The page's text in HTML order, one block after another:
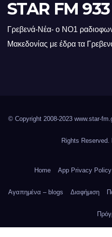
STAR FM 933
Γρεβενά-Νέα- ο ΝΟ1
Μακεδονίας με έδρα τα
© Copyright 2008-2023 www.star-
Rights Reserved.
Home App Privacy Policy
Αγαπημένα – blogs Διαφήμιση